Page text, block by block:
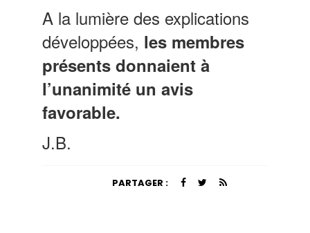
A la lumière des explications
développées, les membres
présentsdonnaient à
l’unanimité un avis
favorable.
J.B.
PARTAGER :